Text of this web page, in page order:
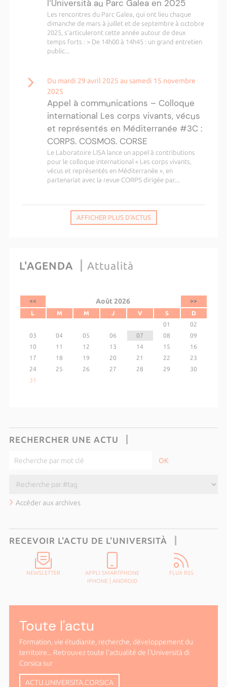
l’Università au Parc Galea en 2025
Les rencontres du Parc Galea, qui ont lieu chaque
dimanche de mars à juillet et de septembre à octobre
2025, s’articuleront cette année autour de deux
temps forts : > De 14h00 à 14h45 : un grand entretien
public...
Du mardi 29 avril 2025 au samedi 15 novembre
2025
Appel à communications – Colloque
international Les corps vivants, vécus
et représentés en Méditerranée #3C :
CORPS. COSMOS. CORSE
Le Laboratoire LISA lance un appel à contributions
pour le colloque international « Les corps vivants,
vécus et représentés en Méditerranée », en
partenariat avec la revue CORPS dirigée par...
AFFICHER PLUS D'ACTUS
L'AGENDA Attualità
<< Août 2026
>>
L
M M J V S
D
01
02
03
04 05 06 07 08
09
10
11 12 13 14 15
16
17
18 19 20 21 22
23
24
25 26 27 28 29
30
31
RECHERCHER UNE ACTU
Accéder aux archives
RECEVOIR L'ACTU DE L'UNIVERSITÀ
NEWSLETTER
APPLI SMARTPHONE
IPHONE| ANDROID
FLUX RSS
Toute l'actu
Formation, vie étudiante, recherche, développement du
territoire... Retrouvez toute l'actualité de l'Università di
Corsica sur
ACTU.UNIVERSITA.CORSICA